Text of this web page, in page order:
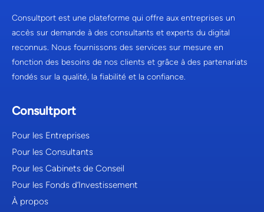
Consultport est une plateforme qui offre aux entreprises un
accès sur demande à des consultants et experts du digital
reconnus. Nous fournissons des services sur mesure en
fonction des besoins de nos clients et grâce à des partenariats
fondés sur la qualité, la fiabilité et la confiance.
Consultport
Pour les Entreprises
Pour les Consultants
Pour les Cabinets de Conseil
Pour les Fonds d’Investissement
À propos